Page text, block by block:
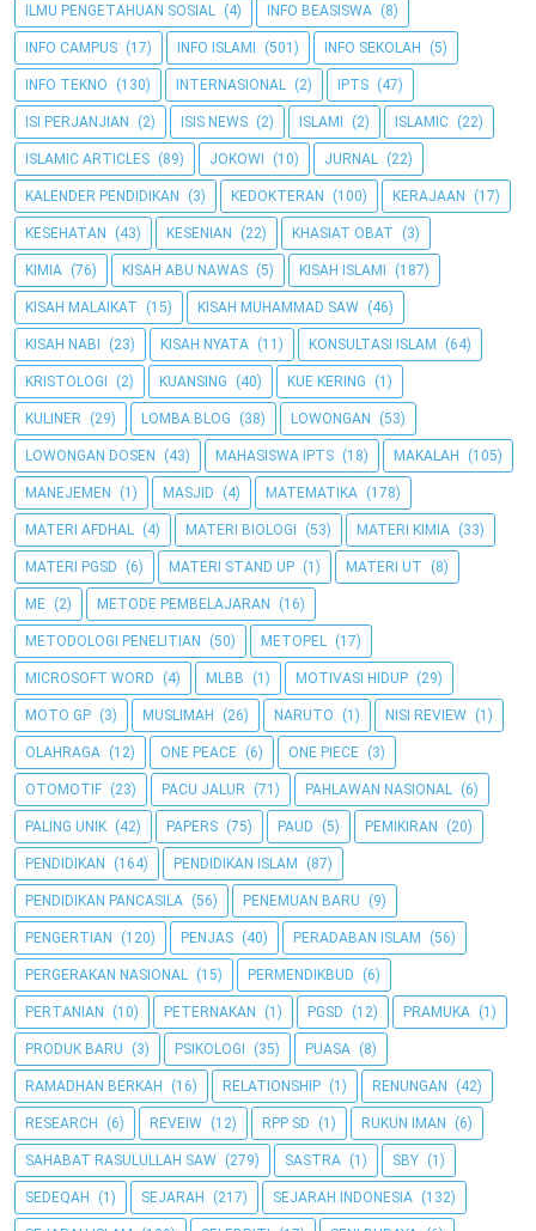
ILMU PENGETAHUAN SOSIAL (4) INFO BEASISWA (8)
INFO CAMPUS (17) INFO ISLAMI (501) INFO SEKOLAH (5)
INFO TEKNO (130) INTERNASIONAL (2) IPTS (47)
ISI PERJANJIAN (2) ISIS NEWS (2) ISLAMI (2) ISLAMIC (22)
ISLAMIC ARTICLES (89) JOKOWI (10) JURNAL (22)
KALENDER PENDIDIKAN (3) KEDOKTERAN (100) KERAJAAN (17)
KESEHATAN (43) KESENIAN (22) KHASIAT OBAT (3)
KIMIA (76) KISAH ABU NAWAS (5) KISAH ISLAMI (187)
KISAH MALAIKAT (15) KISAH MUHAMMAD SAW (46)
KISAH NABI (23) KISAH NYATA (11) KONSULTASI ISLAM (64)
KRISTOLOGI (2) KUANSING (40) KUE KERING (1)
KULINER (29) LOMBA BLOG (38) LOWONGAN (53)
LOWONGAN DOSEN (43) MAHASISWA IPTS (18) MAKALAH (105)
MANEJEMEN (1) MASJID (4) MATEMATIKA (178)
MATERI AFDHAL (4) MATERI BIOLOGI (53) MATERI KIMIA (33)
MATERI PGSD (6) MATERI STAND UP (1) MATERI UT (8)
ME (2) METODE PEMBELAJARAN (16)
METODOLOGI PENELITIAN (50) METOPEL (17)
MICROSOFT WORD (4) MLBB (1) MOTIVASI HIDUP (29)
MOTO GP (3) MUSLIMAH (26) NARUTO (1) NISI REVIEW (1)
OLAHRAGA (12) ONE PEACE (6) ONE PIECE (3)
OTOMOTIF (23) PACU JALUR (71) PAHLAWAN NASIONAL (6)
PALING UNIK (42) PAPERS (75) PAUD (5) PEMIKIRAN (20)
PENDIDIKAN (164) PENDIDIKAN ISLAM (87)
PENDIDIKAN PANCASILA (56) PENEMUAN BARU (9)
PENGERTIAN (120) PENJAS (40) PERADABAN ISLAM (56)
PERGERAKAN NASIONAL (15) PERMENDIKBUD (6)
PERTANIAN (10) PETERNAKAN (1) PGSD (12) PRAMUKA (1)
PRODUK BARU (3) PSIKOLOGI (35) PUASA (8)
RAMADHAN BERKAH (16) RELATIONSHIP (1) RENUNGAN (42)
RESEARCH (6) REVEIW (12) RPP SD (1) RUKUN IMAN (6)
SAHABAT RASULULLAH SAW (279) SASTRA (1) SBY (1)
SEDEQAH (1) SEJARAH (217) SEJARAH INDONESIA (132)